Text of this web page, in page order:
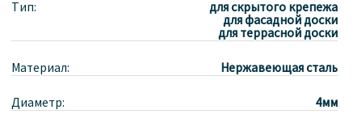
Тип:
для скрытого крепежа
для фасадной доски
для террасной доски
Материал: Нержавеющая сталь
Диаметр: 4мм